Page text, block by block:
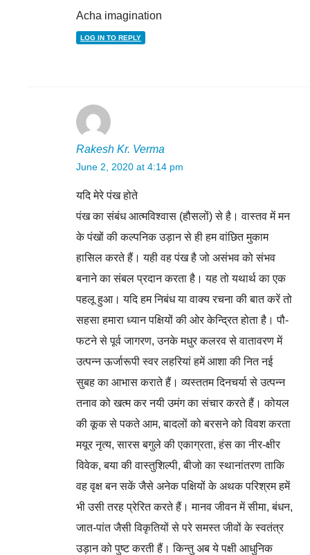
Acha imagination
LOG IN TO REPLY
Rakesh Kr. Verma
June 2, 2020 at 4:14 pm
यदि मेरे पंख होते
पंख का संबंध आत्मविश्वास (हौसलों) से है। वास्तव में मन
के पंखों की कल्पनिक उड़ान से ही हम वांछित मुकाम
हासिल करते हैं। यही वह पंख है जो असंभव को संभव
बनाने का संबल प्रदान करता है। यह तो यथार्थ का एक
पहलू हुआ। यदि हम निबंध या वाक्य रचना की बात करें तो
सहसा हमारा ध्यान पक्षियों की ओर केन्द्रित होता है। पौ-
फटने से पूर्व जागरण, उनके मधुर कलरव से वातावरण में
उत्पन्न ऊर्जारूपी स्वर लहरियां हमें आशा की नित नई
सुबह का आभास कराते हैं। व्यस्ततम दिनचर्या से उत्पन्न
तनाव को खत्म कर नयी उमंग का संचार करते हैं। कोयल
की कूक से पकते आम, बादलों को बरसने को विवश करता
मयूर नृत्य, सारस बगुले की एकाग्रता, हंस का नीर-क्षीर
विवेक, बया की वास्तुशिल्पी, बीजो का स्थानांतरण ताकि
वह वृक्ष बन सकें जैसे अनेक पक्षियों के अथक परिश्रम हमें
भी उसी तरह प्रेरित करते हैं। मानव जीवन में सीमा, बंधन,
जात-पांत जैसी विकृतियों से परे समस्त जीवों के स्वतंत्र
उड़ान को पुष्ट करती हैं। किन्तु अब ये पक्षी आधुनिक